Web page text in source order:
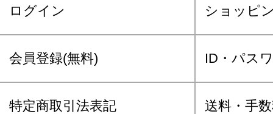
ログイン ショッピ
会員登録(無料) ID・パス
特定商取引法表記 送料・手